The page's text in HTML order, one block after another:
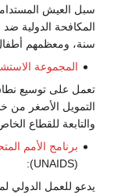
سبل العيش
المكافحة الدولية
سنة، ومعظمهم
المجموعة
تعمل على توسيع
والتابعة للقطاع
برنامج الأمم
(UNAIDS):
يدعو للعمل الدولي